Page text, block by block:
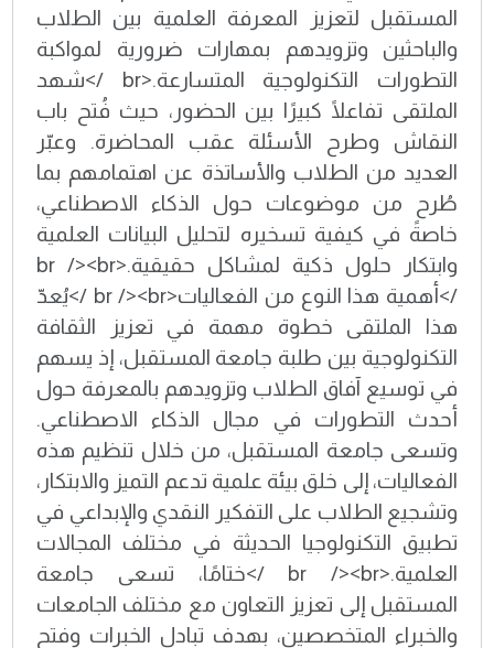
المستقبل لتعزيز المعرفة العلمية بين الطلاب
والباحثين وتزويدهم بمهارات ضرورية لمواكبة
التطورات التكنولوجية المتسارعة.<br />شهد
الملتقى تفاعلًا كبيرًا بين الحضور، حيث فُتح باب
النقاش وطرح الأسئلة عقب المحاضرة. وعبّر
العديد من الطلاب والأساتذة عن اهتمامهم بما
طُرح من موضوعات حول الذكاء الاصطناعي،
خاصةً في كيفية تسخيره لتحليل البيانات العلمية
وابتكار حلول ذكية لمشاكل حقيقية.<br /><br
/>أهمية هذا النوع من الفعاليات<br /><br />يُعدّ
هذا الملتقى خطوة مهمة في تعزيز الثقافة
التكنولوجية بين طلبة جامعة المستقبل، إذ يسهم
في توسيع آفاق الطلاب وتزويدهم بالمعرفة حول
أحدث التطورات في مجال الذكاء الاصطناعي.
وتسعى جامعة المستقبل، من خلال تنظيم هذه
الفعاليات، إلى خلق بيئة علمية تدعم التميز والابتكار،
وتشجيع الطلاب على التفكير النقدي والإبداعي في
تطبيق التكنولوجيا الحديثة في مختلف المجالات
العلمية.<br /><br />ختامًا، تسعى جامعة
المستقبل إلى تعزيز التعاون مع مختلف الجامعات
والخبراء المتخصصين، بهدف تبادل الخبرات وفتح